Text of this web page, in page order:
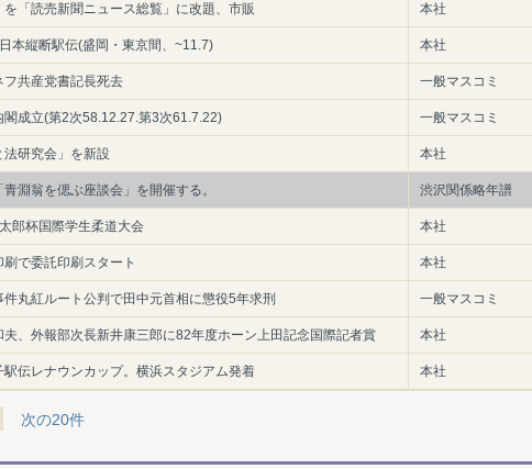
を「読売新聞ニュース総覧」に改題、市販 本社
本縦断駅伝(盛岡・東京間、~11.7) 本社
フ共産党書記長死去 一般マスコミ
閣成立(第2次58.12.27.第3次61.7.22) 一般マスコミ
法研究会」を新設 本社
青淵翁を偲ぶ座談会」を開催する。 渋沢関係略年譜
郎杯国際学生柔道大会 本社
刷で委託印刷スタート 本社
件丸紅ルート公判で田中元首相に懲役5年求刑 一般マスコミ
夫、外報部次長新井康三郎に82年度ホーン上田記念国際記者賞 本社
駅伝レナウンカップ。横浜スタジアム発着 本社
次の20件